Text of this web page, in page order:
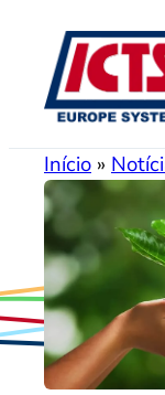
conteúdo
Início »